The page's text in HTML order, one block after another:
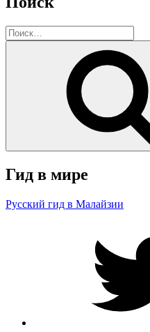
Искать:
Гид в мире
Русский гид в Малайзии